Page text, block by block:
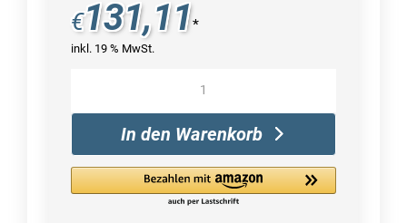
€131,11*
inkl. 19 % MwSt.
computer
monitor
Menge
In den Warenkorb